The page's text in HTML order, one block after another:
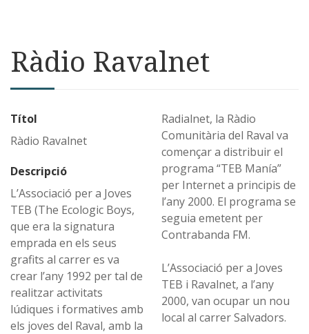
Ràdio Ravalnet
Títol
Ràdio Ravalnet
Descripció
L’Associació per a Joves
TEB (The Ecologic Boys,
que era la signatura
emprada en els seus
grafits al carrer es va
crear l’any 1992 per tal de
realitzar activitats
lúdiques i formatives amb
els joves del Raval, amb la
Radialnet, la Ràdio
Comunitària del Raval va
començar a distribuir el
programa “TEB Manía”
per Internet a principis de
l’any 2000. El programa se
seguia emetent per
Contrabanda FM.
L’Associació per a Joves
TEB i Ravalnet, a l’any
2000, van ocupar un nou
local al carrer Salvadors.